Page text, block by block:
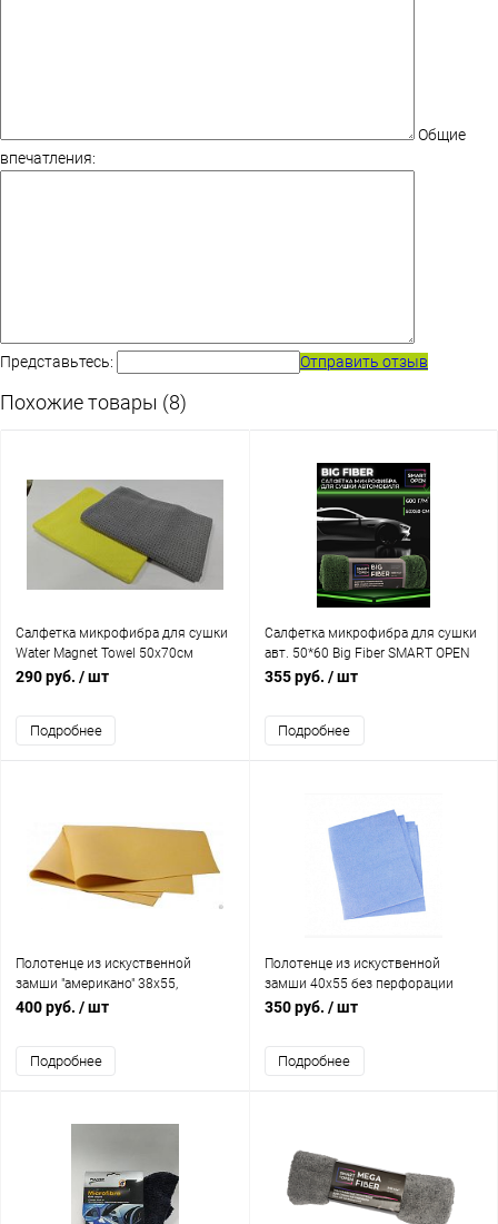
Общие
впечатления:
Представьтесь: Отправить отзыв
Похожие товары (8)
Салфетка микрофибра для сушки
Water Magnet Towel 50х70см
PULVER (желтая, серая)
290 руб. / шт
Подробнее
Салфетка микрофибра для сушки
авт. 50*60 Big Fiber SMART OPEN
1шт
355 руб. / шт
Подробнее
Полотенце из искуственной
замши "американо" 38х55,
коричневое FITTER
400 руб. / шт
Подробнее
Полотенце из искуственной
замши 40х55 без перфорации
голубое FITTER
350 руб. / шт
Подробнее